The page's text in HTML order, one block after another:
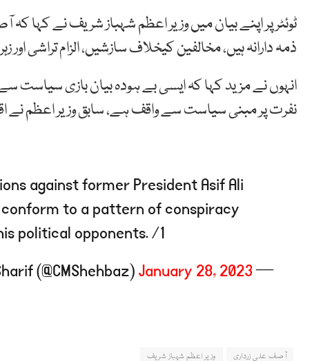
ٹوئٹر پر اپنے بیان میں وزیر اعظم شہباز شریف نے کہا
ذمہ دارانہ ہیں، مخالفین کیخلاف سازشیں، الزام تراشی
انہوں نے مزید کہا کہ ایسی بے ہودہ بیان بازی
نفرت پر مبنی سیاست سے واقف ہے، سابق وزیر اعظم نے
against former President Asif Ali
to a pattern of conspiracy
political opponents. /1
— Shehbaz Sharif (@CMShehbaz)
January 28, 2023
آصف علی زرداری وزیر اعظم شہباز شریف